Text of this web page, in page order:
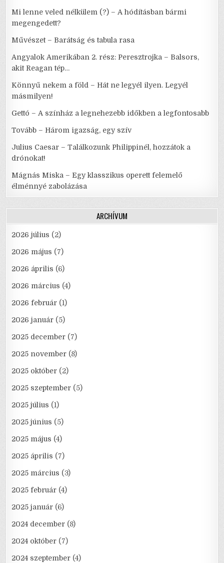
Mi lenne veled nélkülem (?) – A hódításban bármi
megengedett?
Művészet – Barátság és tabula rasa
Angyalok Amerikában 2. rész: Peresztrojka – Balsors,
akit Reagan tép…
Könnyű nekem a föld – Hát ne legyél ilyen. Legyél
másmilyen!
Gettó – A színház a legnehezebb időkben a legfontosabb
Tovább – Három igazság, egy szív
Julius Caesar – Találkozunk Philippinél, hozzátok a
drónokat!
Mágnás Miska – Egy klasszikus operett felemelő
élménnyé zabolázása
ARCHÍVUM
2026 július (2)
2026 május (7)
2026 április (6)
2026 március (4)
2026 február (1)
2026 január (5)
2025 december (7)
2025 november (8)
2025 október (2)
2025 szeptember (5)
2025 július (1)
2025 június (5)
2025 május (4)
2025 április (7)
2025 március (3)
2025 február (4)
2025 január (6)
2024 december (8)
2024 október (7)
2024 szeptember (4)